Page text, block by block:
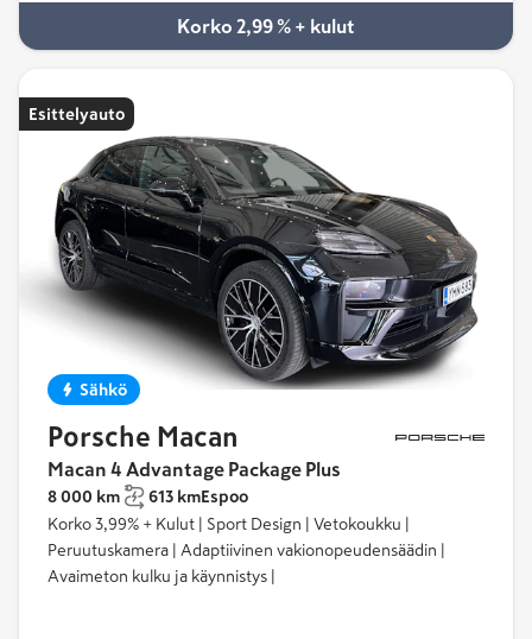
Korko 2,99 % + kulut
Esittelyauto
Sähkö
Porsche Macan
Macan 4 Advantage Package Plus
8 000 km 613 km Espoo
Korko 3,99% + Kulut | Sport Design | Vetokoukku |
Peruutuskamera | Adaptiivinen vakionopeudensäädin |
Avaimeton kulku ja käynnistys |